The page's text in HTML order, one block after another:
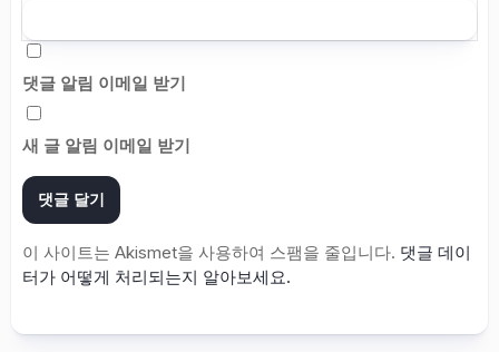
댓글 알림 이메일 받기
새 글 알림 이메일 받기
이 사이트는 Akismet을 사용하여 스팸을 줄입니다. 댓글 데이
터가 어떻게 처리되는지 알아보세요.